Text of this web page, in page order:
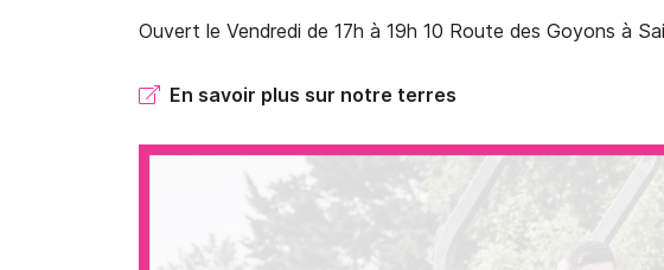
En cochant cette case, vous consentez à recevoir nos propositions
Ouvert le Vendredi de 17h à 19h 10 Route des Goyons à
En savoir plus sur notre terres